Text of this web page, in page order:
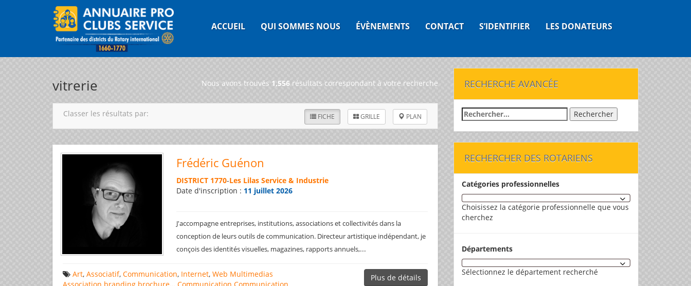
ACCUEIL QUI SOMMES NOUS ÉVÈNEMENTS CONTACT S’IDENTIFIER LES DONATEURS
vitrerie Nous avons trouvés 1,556 résultats correspondant à votre recherche
FICHE GRILLE PLAN
Classer les résultats par:
Frédéric Guénon
DISTRICT 1770-Les Lilas Service & Industrie
Date d'inscription : 11 juillet 2026
J'accompagne entreprises, institutions, associations et collectivités dans la
conception de leurs outils de communication. Directeur artistique indépendant, je
conçois des identités visuelles, magazines, rapports annuels,...
Plus de détails
Art, Associatif, Communication, Internet, Web Multimedias
RECHERCHE AVANCÉE
Rechercher :
RECHERCHER DES ROTARIENS
Catégories professionnelles
Choisissez la catégorie professionnelle que vous
cherchez
Départements
Sélectionnez le département recherché